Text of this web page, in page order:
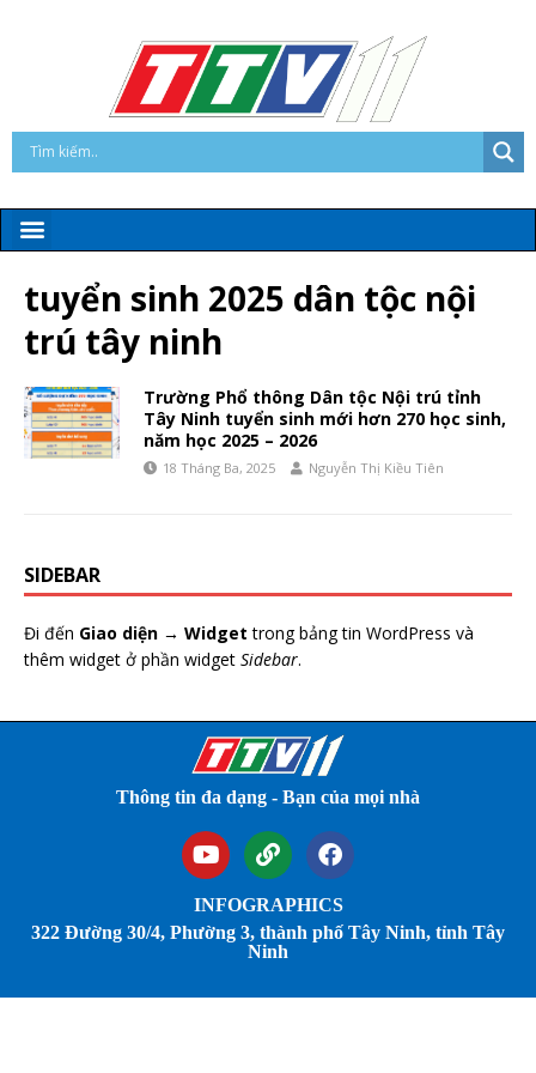
tuyển sinh 2025 dân tộc nội
trú tây ninh
Trường Phổ thông Dân tộc Nội trú tỉnh
Tây Ninh tuyển sinh mới hơn 270 học sinh,
năm học 2025 – 2026
18 Tháng Ba, 2025 Nguyễn Thị Kiều Tiên
SIDEBAR
Đi đến Giao diện → Widget trong bảng tin WordPress và
thêm widget ở phần widget Sidebar.
Thông tin đa dạng - Bạn của mọi nhà
INFOGRAPHICS
322 Đường 30/4, Phường 3, thành phố Tây Ninh, tỉnh Tây
Ninh